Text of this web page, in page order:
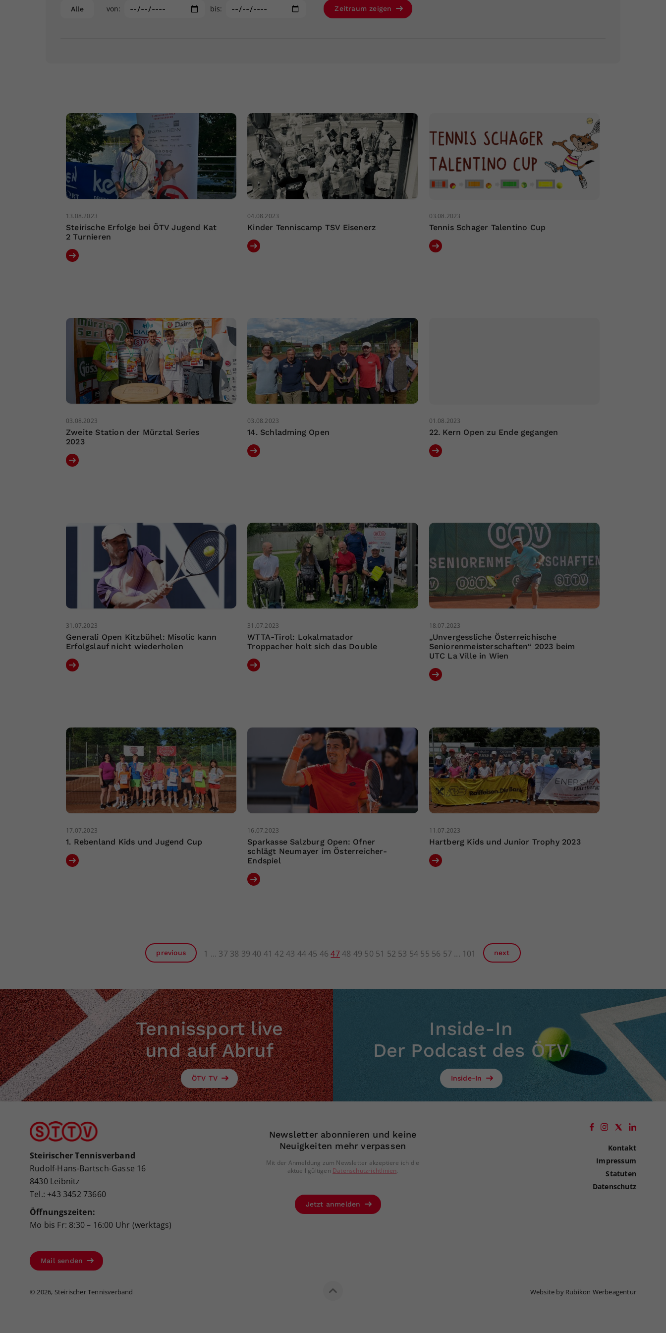
Alle von: bis: Zeitraum zeigen
13.08.2023
Steirische Erfolge bei ÖTV Jugend Kat
2 Turnieren
04.08.2023
Kinder Tenniscamp TSV Eisenerz
03.08.2023
Tennis Schager Talentino Cup
03.08.2023
Zweite Station der Mürztal Series
2023
03.08.2023
14. Schladming Open
01.08.2023
22. Kern Open zu Ende gegangen
31.07.2023
Generali Open Kitzbühel: Misolic kann
Erfolgslauf nicht wiederholen
31.07.2023
WTTA-Tirol: Lokalmatador
Troppacher holt sich das Double
18.07.2023
„Unvergessliche Österreichische
Seniorenmeisterschaften“ 2023 beim
UTC La Ville in Wien
17.07.2023
1. Rebenland Kids und Jugend Cup
16.07.2023
Sparkasse Salzburg Open: Ofner
schlägt Neumayer im Österreicher-
Endspiel
11.07.2023
Hartberg Kids und Junior Trophy 2023
previous 1 37 38 39 40 41 42 43 4445 46 4748 49 50 51 52 53 54 55 56 57 101 next
Tennissport live
und auf Abruf
ÖTV TV
Inside-In
Der Podcast des ÖTV
Inside-In
Steirischer Tennisverband
Rudolf-Hans-Bartsch-Gasse 16
8430 Leibnitz
Tel.: +43 3452 73660
Öffnungszeiten:
Mo bis Fr: 8:30 – 16:00 Uhr (werktags)
Mail senden
Newsletter abonnieren und keine
Neuigkeiten mehr verpassen
Mit der Anmeldung zum Newsletter akzeptiere ich die
aktuell gültigen Datenschutzrichtlinien.
Jetzt anmelden
Kontakt
Impressum
Statuten
Datenschutz
©2026, Steirischer Tennisverband Website by Rubikon Werbeagentur
Ihrer vorgenommen Einstellungen, falls der